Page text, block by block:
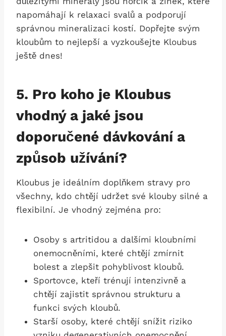
napomáhají k relaxaci svalů a podporují
správnou mineralizaci kostí. Dopřejte svým
kloubům to nejlepší a vyzkoušejte Kloubus
ještě dnes!
5. Pro koho je Kloubus
vhodný a jaké jsou
doporučené dávkování a
způsob užívání?
Kloubus je ideálním doplňkem stravy pro
všechny, kdo chtějí udržet své klouby silné a
flexibilní. Je vhodný zejména pro:
Osoby s artritidou a dalšími kloubními
onemocněními, které chtějí zmírnit
bolest a zlepšit pohyblivost kloubů.
Sportovce, kteří trénují intenzivně a
chtějí zajistit správnou strukturu a
funkci svých kloubů.
Starší osoby, které chtějí snížit riziko